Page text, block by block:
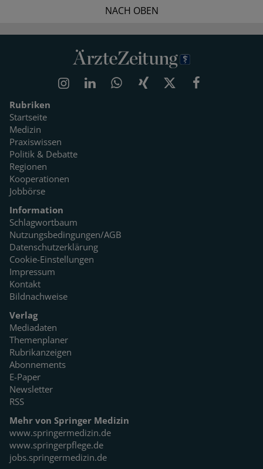
NACH OBEN
Rubriken
Startseite
Medizin
Praxiswissen
Politik & Debatte
Regionen
Kooperationen
Jobbörse
Information
Schlagwortbaum
Nutzungsbedingungen/AGB
Datenschutzerklärung
Cookie-Einstellungen
Impressum
Kontakt
Bildnachweise
Verlag
Mediadaten
Themenplaner
Rubrikanzeigen
Abonnements
E-Paper
Newsletter
RSS
Mehr von Springer Medizin
www.springermedizin.de
www.springerpflege.de
jobs.springermedizin.de